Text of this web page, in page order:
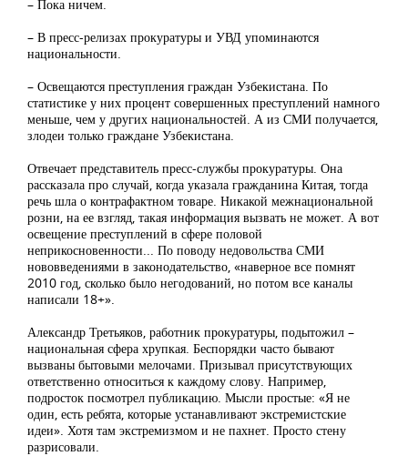
– Пока ничем.
– В пресс-релизах прокуратуры и УВД упоминаются
национальности.
– Освещаются преступления граждан Узбекистана. По
статистике у них процент совершенных преступлений намного
меньше, чем у других национальностей. А из СМИ получается,
злодеи только граждане Узбекистана.
Отвечает представитель пресс-службы прокуратуры. Она
рассказала про случай, когда указала гражданина Китая, тогда
речь шла о контрафактном товаре. Никакой межнациональной
розни, на ее взгляд, такая информация вызвать не может. А вот
освещение преступлений в сфере половой
неприкосновенности... По поводу недовольства СМИ
нововведениями в законодательство, «наверное все помнят
2010 год, сколько было негодований, но потом все каналы
написали 18+».
Александр Третьяков, работник прокуратуры, подытожил –
национальная сфера хрупкая. Беспорядки часто бывают
вызваны бытовыми мелочами. Призывал присутствующих
ответственно относиться к каждому слову. Например,
подросток посмотрел публикацию. Мысли простые: «Я не
один, есть ребята, которые устанавливают экстремистские
идеи». Хотя там экстремизмом и не пахнет. Просто стену
разрисовали.